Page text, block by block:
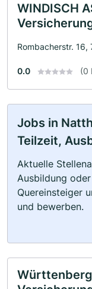
WINDISCH
Rombacherstr. 16,
0.0 (0
Jobs in
Teilzeit,
Aktuelle
Ausbildung
Quereinsteiger
und bewerben.